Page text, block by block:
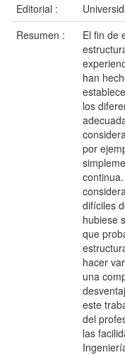
Editorial :
Resumen :
El fin de
han
los
por
difíciles
hubiese
que
hacer
una
este
del
las